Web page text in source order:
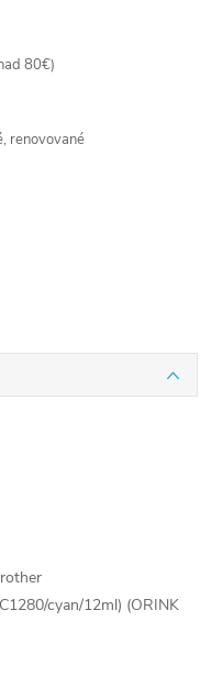
80€)
renovované
cyan/12ml) (ORINK